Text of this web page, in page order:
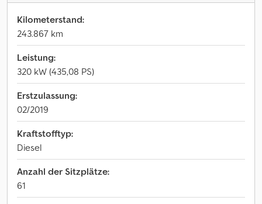
Kilometerstand:
243.867 km
Leistung:
320 kW (435,08 PS)
Erstzulassung:
02/2019
Kraftstofftyp:
Diesel
Anzahl der Sitzplätze:
61